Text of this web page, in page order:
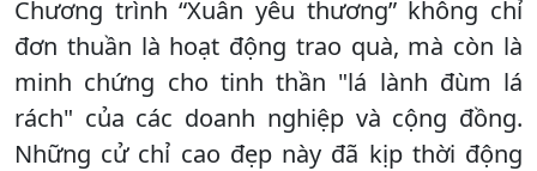
Chương trình “Xuân yêu thương” không chỉ
đơn thuần là hoạt động trao quà, mà còn là
minh chứng cho tinh thần "lá lành đùm lá
rách" của các doanh nghiệp và cộng đồng.
Những cử chỉ cao đẹp này đã kịp thời động